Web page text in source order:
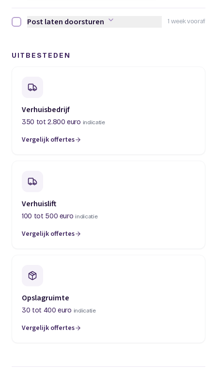
1 week vooraf
Post laten doorsturen afvinken
Post laten doorsturen
UITBESTEDEN
Verhuisbedrijf
350 tot 2.800 euro indicatie
Vergelijk offertes
(opent in een nieuw tabblad)
Verhuislift
100 tot 500 euro indicatie
Vergelijk offertes
(opent in een nieuw tabblad)
Opslagruimte
30 tot 400 euro indicatie
Vergelijk offertes
(opent in een nieuw tabblad)